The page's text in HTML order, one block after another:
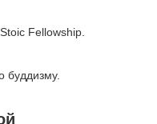
Stoic Fellowship.
буддизму.